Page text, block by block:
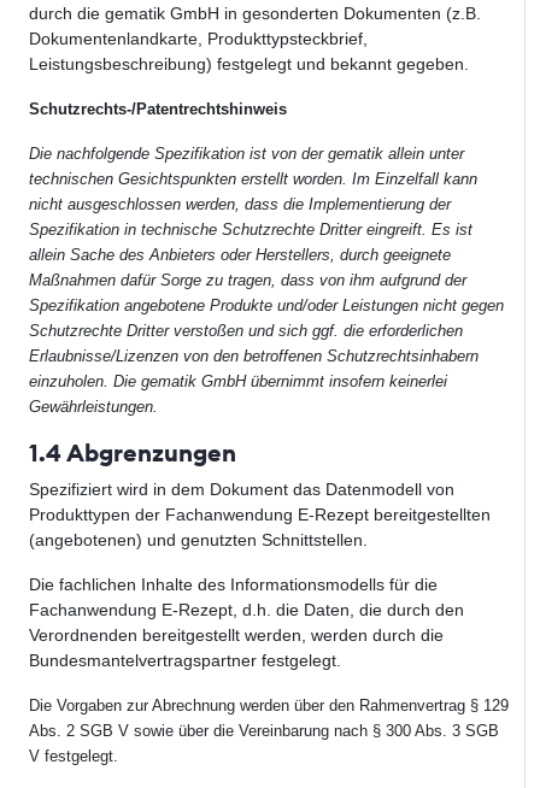
durch die gematik GmbH in gesonderten Dokumenten (z.B.
Dokumentenlandkarte, Produkttypsteckbrief,
Leistungsbeschreibung) fest­gelegt und bekannt gegeben.
Schutzrechts-/Patentrechtshinweis
Die nachfolgende Spezifikation ist von der gematik allein unter
technischen Gesichtspunkten erstellt worden. Im Einzelfall kann
nicht ausgeschlossen werden, dass die Implementierung der
Spezifikation in technische Schutzrechte Dritter eingreift. Es ist
allein Sache des Anbieters oder Herstellers, durch geeignete
Maßnahmen dafür Sorge zu tragen, dass von ihm aufgrund der
Spezifikation angebotene Produkte und/oder Leistungen nicht gegen
Schutzrechte Dritter verstoßen und sich ggf. die erforderlichen
Erlaubnisse/Lizenzen von den betroffenen Schutzrechtsinhabern
einzuholen. Die gematik GmbH übernimmt insofern keinerlei
Gewährleistungen.
1.4 Abgrenzungen
Spezifiziert wird in dem Dokument das Datenmodell von
Produkttypen der Fachanwendung E-Rezept bereitgestellten
(angebotenen) und genutzten Schnittstellen.
Die fachlichen Inhalte des Informationsmodells für die
Fachanwendung E-Rezept, d.h. die Daten, die durch den
Verordnenden bereitgestellt werden, werden durch die
Bundesmantelvertragspartner festgelegt.
Die Vorgaben zur Abrechnung werden über den Rahmenvertrag § 129
Abs. 2 SGB V sowie über die Vereinbarung nach § 300 Abs. 3 SGB
V festgelegt.